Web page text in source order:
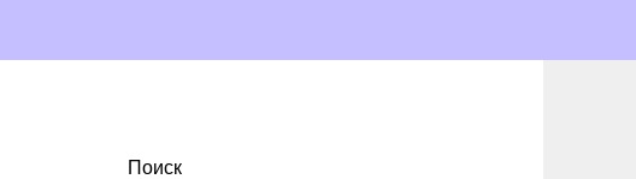
Поиск